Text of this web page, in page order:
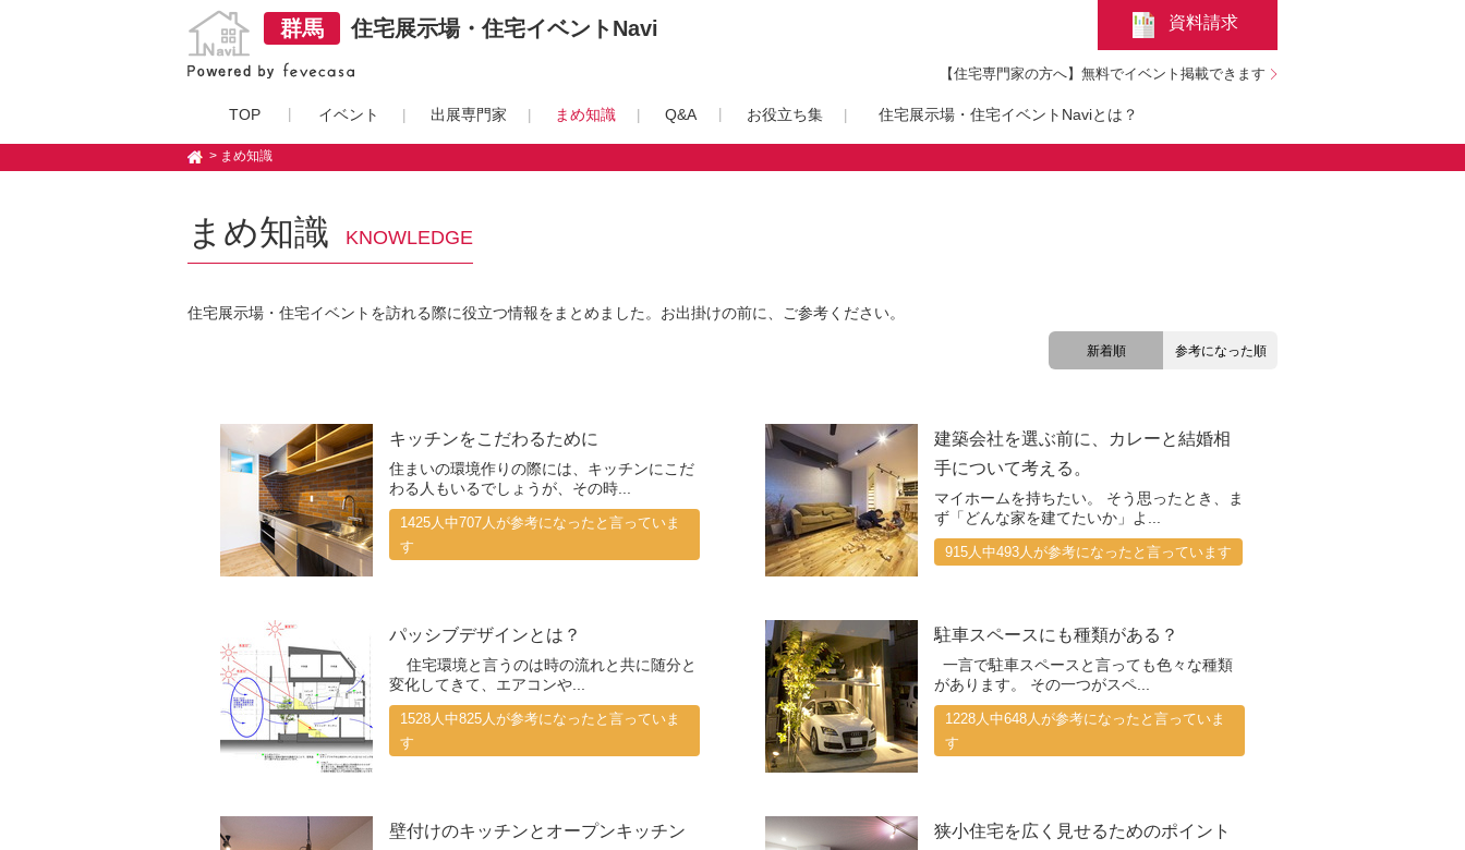
群馬 住宅展示場・住宅イベントNavi 資料請求
【住宅専門家の方へ】無料でイベント掲載できます
TOP イベント 出展専門家 まめ知識 Q&A お役立ち集 住宅展示場・住宅イベントNaviとは？
> まめ知識
まめ知識 KNOWLEDGE
住宅展示場・住宅イベントを訪れる際に役立つ情報をまとめました。お出掛けの前に、ご参考ください。
新着順 参考になった順
キッチンをこだわるために
住まいの環境作りの際には、キッチンにこだ
わる人もいるでしょうが、その時...
1425人中707人が参考になったと言っていま
す
建築会社を選ぶ前に、カレーと結婚相
手について考える。
マイホームを持ちたい。 そう思ったとき、ま
ず「どんな家を建てたいか」よ...
915人中493人が参考になったと言っています
パッシブデザインとは？
住宅環境と言うのは時の流れと共に随分と
変化してきて、エアコンや...
1528人中825人が参考になったと言っていま
す
駐車スペースにも種類がある？
一言で駐車スペースと言っても色々な種類
があります。 その一つがスペ...
1228人中648人が参考になったと言っていま
す
壁付けのキッチンとオープンキッチン
狭小住宅を広く見せるためのポイント